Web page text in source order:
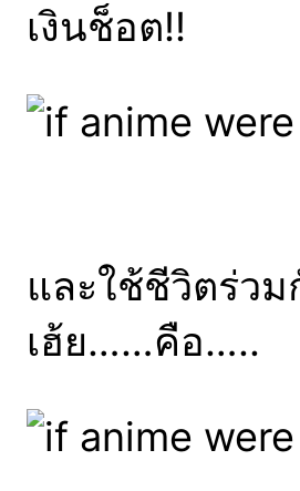
เงินช็อต!!
และใช้ชีวิตร่วม
เฮ้ย……คือ…..